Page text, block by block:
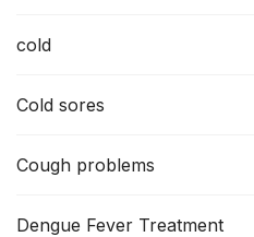
cold
Cold sores
Cough problems
Dengue Fever Treatment